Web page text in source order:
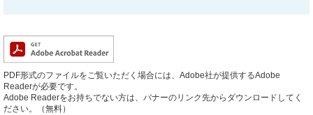
PDF形式のファイルをご覧いただく場合には、Adobe社が提供するAdobe
Readerが必要です。
Adobe Readerをお持ちでない方は、バナーのリンク先からダウンロードしてく
ださい。（無料）